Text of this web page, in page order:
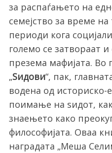
за распаѓањето на
семејство за време
периоди кога
големо се затвораат
презема мафијата. Во
„Ѕидови“, пак,
водена од
поимање на ѕидот,
знаењето како
философијата. Оваа
наградата „Меша